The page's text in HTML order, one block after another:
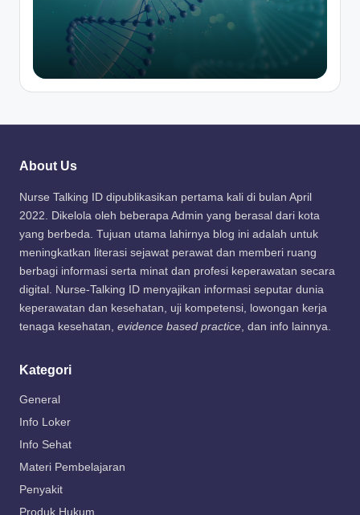
About Us
Nurse Talking ID dipublikasikan pertama kali di bulan April
2022. Dikelola oleh beberapa Admin yang berasal dari kota
yang berbeda. Tujuan utama lahirnya blog ini adalah untuk
meningkatkan literasi sejawat perawat dan memberi ruang
berbagi informasi serta minat dan profesi keperawatan secara
digital. Nurse-Talking ID menyajikan informasi seputar dunia
keperawatan dan kesehatan, uji kompetensi, lowongan kerja
tenaga kesehatan, evidence based practice, dan info lainnya.
Kategori
General
Info Loker
Info Sehat
Materi Pembelajaran
Penyakit
Produk Hukum